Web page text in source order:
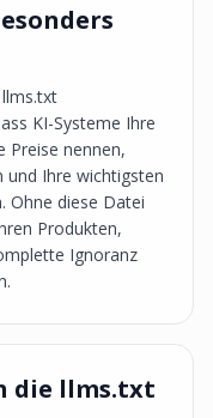
KI-Systeme Ihre
Preise nennen,
und Ihre wichtigsten
Ohne diese Datei
Produkten,
Ignoranz
die llms.txt